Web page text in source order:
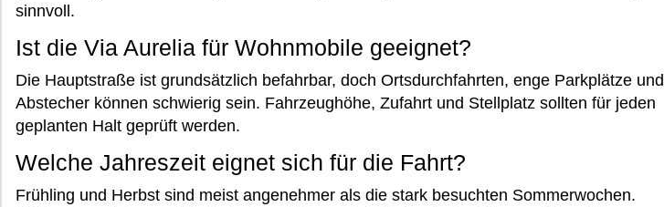
sinnvoll.
Ist die Via Aurelia für Wohnmobile geeignet?
Die Hauptstraße ist grundsätzlich befahrbar, doch Ortsdurchfahrten, enge Parkplätze und
Abstecher können schwierig sein. Fahrzeughöhe, Zufahrt und Stellplatz sollten für jeden
geplanten Halt geprüft werden.
Welche Jahreszeit eignet sich für die Fahrt?
Frühling und Herbst sind meist angenehmer als die stark besuchten Sommerwochen.